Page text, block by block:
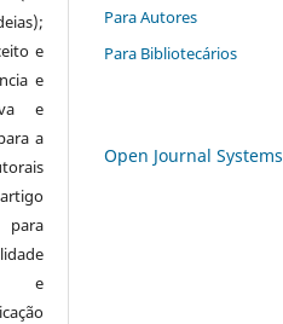
e
e
e
a
e
Para Autores
Para Bibliotecários
Open Journal Systems